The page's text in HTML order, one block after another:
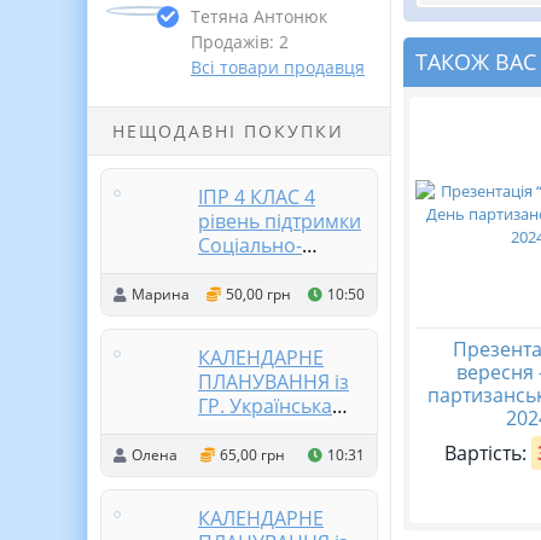
Тетяна Антонюк
Продажів: 2
Всі товари продавця
НЕЩОДАВНІ ПОКУПКИ
ІПР 4 КЛАС 4
рівень підтримки
Соціально-
адаптаційні та
інтелектуальні
труднощі
прояву
Марина 50,00 грн 10:50
КАЛЕНДАРНЕ
ПЛАНУВАННЯ із
ГР. Українська
література 9
кл.НУШ.
ЗАБОЛОТНИЙ В.
на тиждень)
Олена 65,00 грн 10:31
КАЛЕНДАРНЕ
ТАКОЖ
вересня
Вартість: